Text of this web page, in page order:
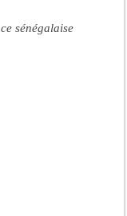
sénégalaise